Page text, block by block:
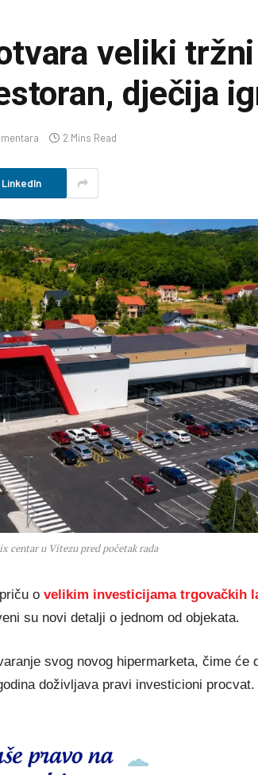
veliki
dječija
2 Mins Read
LinkedIn
centar u Vitezu pred početak rada
o velikim investicijama trgovačkih
su novi detalji o jednom od objekata.
svog novog hipermarketa, čime će
doživljava pravi investicioni procvat.